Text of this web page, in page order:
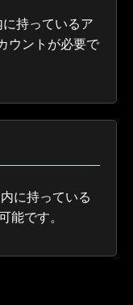
持っているア
ウントが必要で
に持っている
能です。